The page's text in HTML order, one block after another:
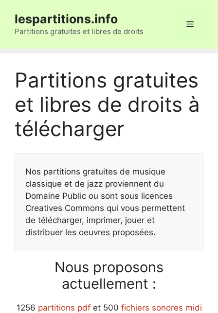
contenu
lespartitions.info
Partitions gratuites et libres de droits
Menu
Partitions gratuites
et libres de droits à
télécharger
Nos partitions gratuites de musique
classique et de jazz proviennent du
Domaine Public ou sont sous licences
Creatives Commons qui vous permettent
de télécharger, imprimer, jouer et
distribuer les oeuvres proposées.
Nous proposons
actuellement :
1256 partitions pdfet 500 fichiers sonores midi